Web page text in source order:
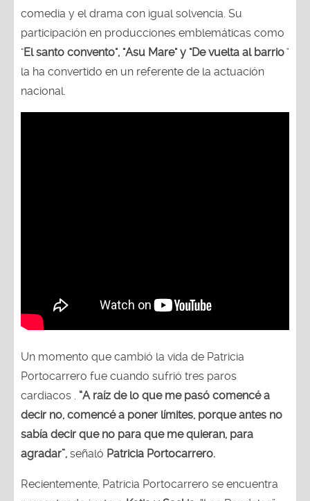
comedia y el drama con igual solvencia. Su
participación en producciones emblemáticas como
"El santo convento", "Asu Mare" y "De vuelta al barrio"
la ha convertido en un referente de la actuación
nacional.
Un momento que cambió la vida de Patricia
Portocarrero fue cuando sufrió tres paros
cardiacos . “A raíz de lo que me pasó comencé a
decir no, comencé a poner límites, porque antes no
sabía decir que no para que me quieran, para
agradar”, señaló Patricia Portocarrero.
Recientemente, Patricia Portocarrero se encuentra